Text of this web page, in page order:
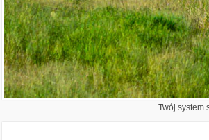
Twój system